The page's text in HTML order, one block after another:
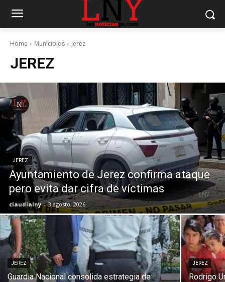
Home Municipios Jerez
JEREZ
JEREZ
Ayuntamiento de Jerez confirma ataque
pero evita dar cifra de víctimas
claudialny - 3 agosto, 2026
JEREZ
Guardia Nacional consolida estrategia de
JEREZ
Rodrigo